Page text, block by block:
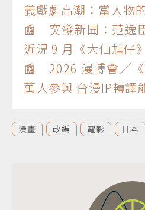
義戲劇高潮：當人物
📰 突發新聞：范逸
近況 9 月《大仙尪仔
📰 2026 漫博會／
萬人參與 台漫IP轉譯
漫畫 改編 電影 日本